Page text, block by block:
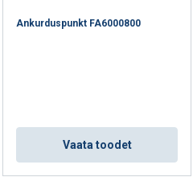
Ankurduspunkt FA6000800
Vaata toodet